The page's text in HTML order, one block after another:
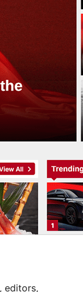
editors,